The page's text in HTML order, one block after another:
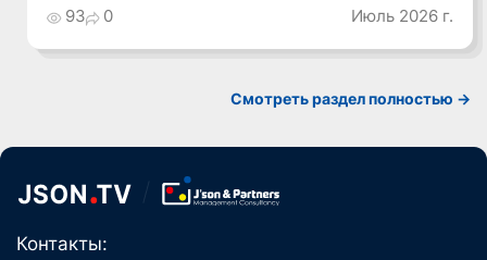
93 0 Июль 2026 г.
Смотреть раздел полностью ->
Контакты: